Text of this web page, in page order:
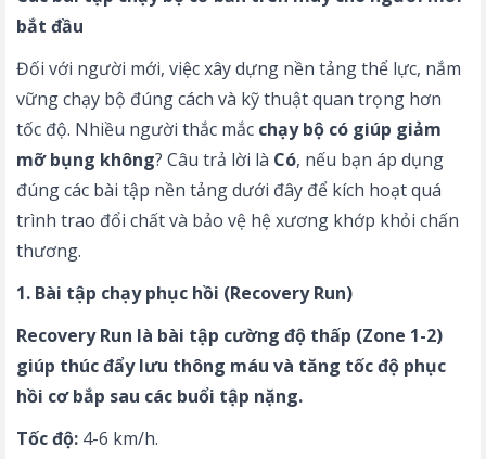
bắt đầu
Đối với người mới, việc xây dựng nền tảng thể lực, nắm
vữngchạy bộ đúng cách và kỹ thuật quan trọng hơn
tốc độ. Nhiều người thắc mắc chạy bộ có giúp giảm
mỡ bụng không? Câu trả lời là Có, nếu bạn áp dụng
đúng các bài tập nền tảng dưới đây để kích hoạt quá
trình trao đổi chất và bảo vệ hệ xương khớp khỏi chấn
thương.
1. Bài tập chạy phục hồi (Recovery Run)
Recovery Run là bài tập cường độ thấp (Zone 1-2)
giúp thúc đẩy lưu thông máu và tăng tốc độ phục
hồi cơ bắp sau các buổi tập nặng.
Tốc độ: 4-6 km/h.